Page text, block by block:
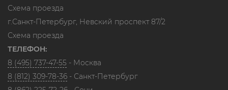
Схема проезда
г.Санкт-Петербург, Невский проспект 87/2
Схема проезда
ТЕЛЕФОН:
8 (495) 737-47-55 - Москва
8 (812) 309-78-36 - Санкт-Петербург